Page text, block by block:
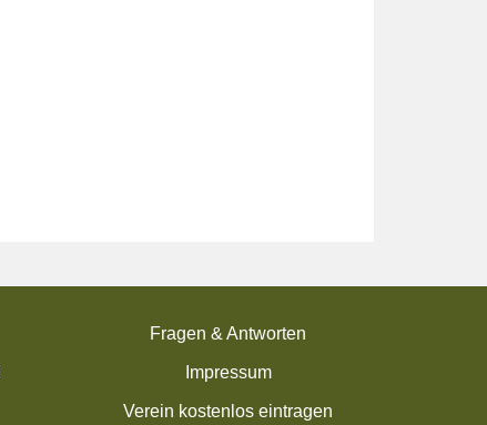
Fragen & Antworten
Impressum
Verein kostenlos eintragen